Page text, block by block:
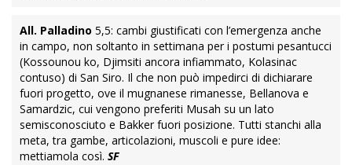
All. Palladino 5,5: cambi giustificati con l’emergenza anche
in campo, non soltanto in settimana per i postumi pesantucci
(Kossounou ko, Djimsiti ancora infiammato, Kolasinac
contuso) di San Siro. Il che non può impedirci di dichiarare
fuori progetto, ove il mugnanese rimanesse, Bellanova e
Samardzic, cui vengono preferiti Musah su un lato
semisconosciuto e Bakker fuori posizione. Tutti stanchi alla
meta, tra gambe, articolazioni, muscoli e pure idee:
mettiamola così. SF